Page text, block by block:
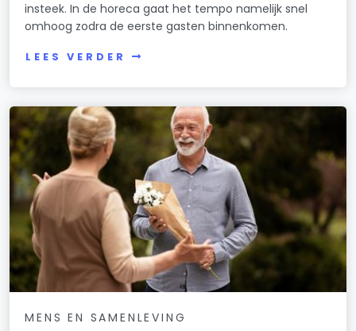
insteek. In de horeca gaat het tempo namelijk snel
omhoog zodra de eerste gasten binnenkomen.
LEES VERDER
MENS EN SAMENLEVING